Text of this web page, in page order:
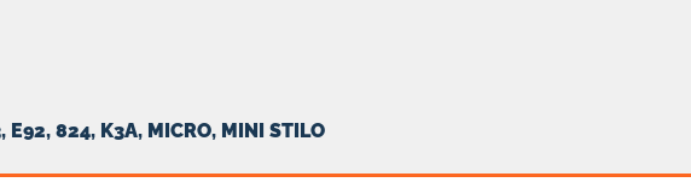
E92, 824, K3A, MICRO, MINI STILO